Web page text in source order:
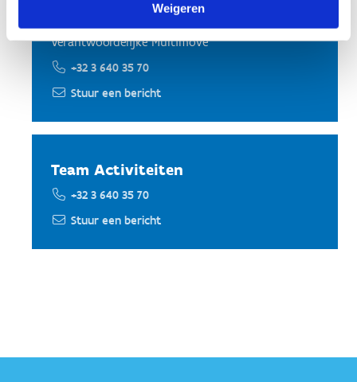
Weigeren
Kaat Gysen
Verantwoordelijke Multimove
+32 3 640 35 70
Stuur een bericht
Team Activiteiten
+32 3 640 35 70
Stuur een bericht